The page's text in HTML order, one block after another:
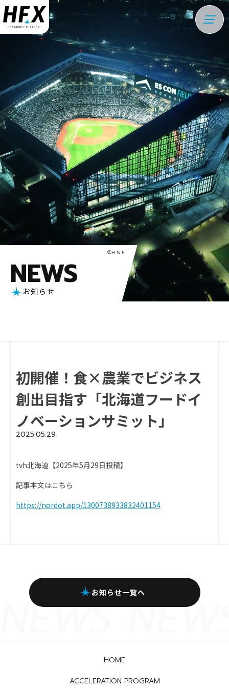
NEWS
お知らせ
初開催！食×農業でビジネス
創出目指す「北海道フードイ
ノベーションサミット」
2025.05.29
tvh北海道【2025年5月29日投稿】
記事本文はこちら
https://nordot.app/1300738933832401154
お知らせ一覧へ
HOME
ACCELERATION PROGRAM